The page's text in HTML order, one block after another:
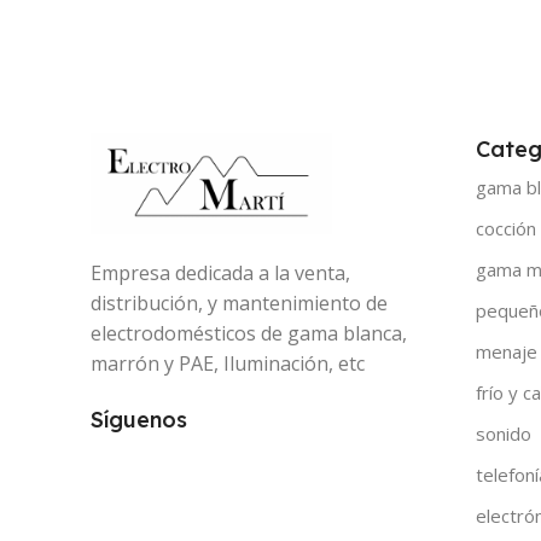
Empresa dedicada a la venta,
distribución, y mantenimiento de
electrodomésticos de gama blanca,
marrón y PAE, Iluminación, etc
Síguenos
gama
cocción
gama
menaje
frío y
sonido